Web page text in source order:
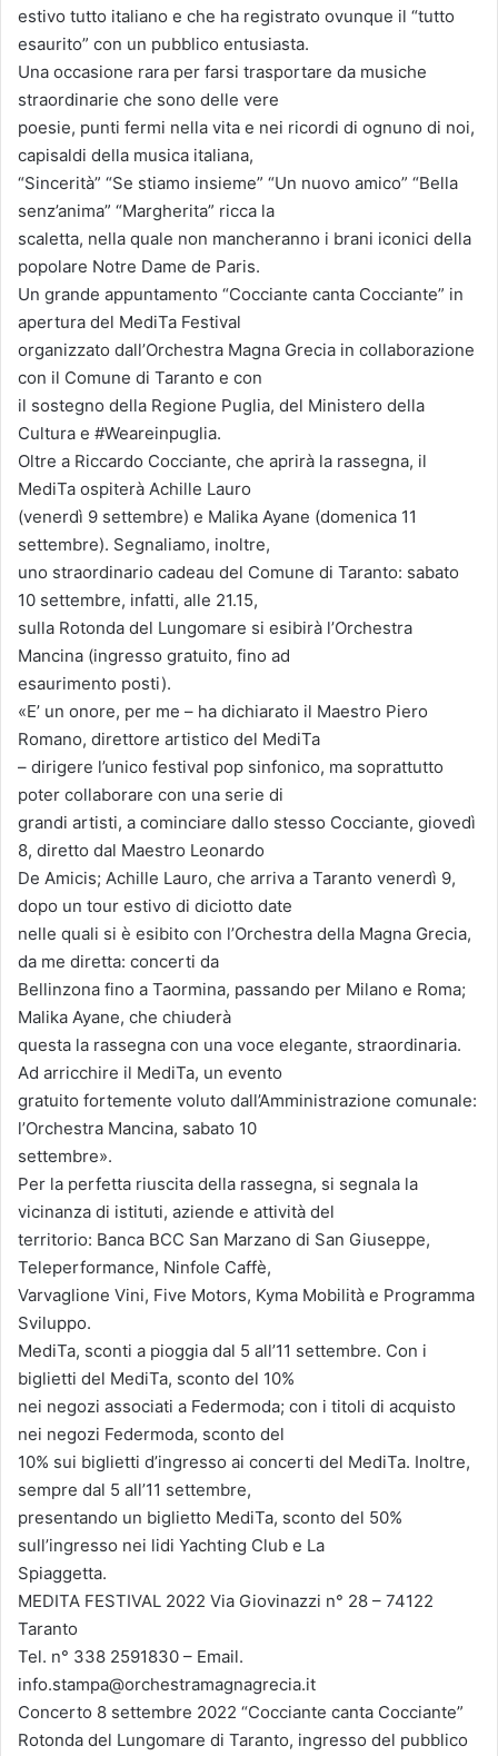
estivo tutto italiano e che ha registrato ovunque il “tutto
esaurito” con un pubblico entusiasta.
Una occasione rara per farsi trasportare da musiche
straordinarie che sono delle vere
poesie, punti fermi nella vita e nei ricordi di ognuno di noi,
capisaldi della musica italiana,
“Sincerità” “Se stiamo insieme” “Un nuovo amico” “Bella
senz’anima” “Margherita” ricca la
scaletta, nella quale non mancheranno i brani iconici della
popolare Notre Dame de Paris.
Un grande appuntamento “Cocciante canta Cocciante” in
apertura del MediTa Festival
organizzato dall’Orchestra Magna Grecia in collaborazione
con il Comune di Taranto e con
il sostegno della Regione Puglia, del Ministero della
Cultura e #Weareinpuglia.
Oltre a Riccardo Cocciante, che aprirà la rassegna, il
MediTa ospiterà Achille Lauro
(venerdì 9 settembre) e Malika Ayane (domenica 11
settembre). Segnaliamo, inoltre,
uno straordinario cadeau del Comune di Taranto: sabato
10 settembre, infatti, alle 21.15,
sulla Rotonda del Lungomare si esibirà l’Orchestra
Mancina (ingresso gratuito, fino ad
esaurimento posti).
«E’ un onore, per me – ha dichiarato il Maestro Piero
Romano, direttore artistico del MediTa
– dirigere l’unico festival pop sinfonico, ma soprattutto
poter collaborare con una serie di
grandi artisti, a cominciare dallo stesso Cocciante, giovedì
8, diretto dal Maestro Leonardo
De Amicis; Achille Lauro, che arriva a Taranto venerdì 9,
dopo un tour estivo di diciotto date
nelle quali si è esibito con l’Orchestra della Magna Grecia,
da me diretta: concerti da
Bellinzona fino a Taormina, passando per Milano e Roma;
Malika Ayane, che chiuderà
questa la rassegna con una voce elegante, straordinaria.
Ad arricchire il MediTa, un evento
gratuito fortemente voluto dall’Amministrazione comunale:
l’Orchestra Mancina, sabato 10
settembre».
Per la perfetta riuscita della rassegna, si segnala la
vicinanza di istituti, aziende e attività del
territorio: Banca BCC San Marzano di San Giuseppe,
Teleperformance, Ninfole Caffè,
Varvaglione Vini, Five Motors, Kyma Mobilità e Programma
Sviluppo.
MediTa, sconti a pioggia dal 5 all’11 settembre. Con i
biglietti del MediTa, sconto del 10%
nei negozi associati a Federmoda; con i titoli di acquisto
nei negozi Federmoda, sconto del
10% sui biglietti d’ingresso ai concerti del MediTa. Inoltre,
sempre dal 5 all’11 settembre,
presentando un biglietto MediTa, sconto del 50%
sull’ingresso nei lidi Yachting Club e La
Spiaggetta.
MEDITA FESTIVAL 2022 Via Giovinazzi n° 28 – 74122
Taranto
Tel. n° 338 2591830 – Email.
info.stampa@orchestramagnagrecia.it
Concerto 8 settembre 2022 “Cocciante canta Cocciante”
Rotonda del Lungomare di Taranto, ingresso del pubblico